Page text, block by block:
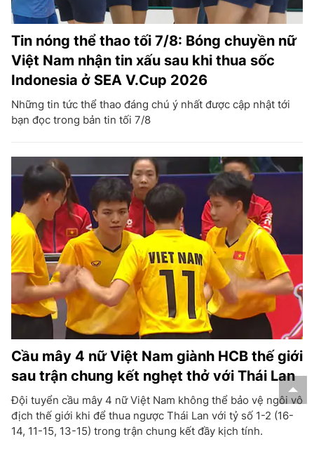
Tin nóng thể thao tối 7/8: Bóng chuyền nữ
Việt Nam nhận tin xấu sau khi thua sốc
Indonesia ở SEA V.Cup 2026
Những tin tức thể thao đáng chú ý nhất được cập nhật tới
bạn đọc trong bản tin tối 7/8
Cầu mây 4 nữ Việt Nam giành HCB thế giới
sau trận chung kết nghẹt thở với Thái Lan
Đội tuyển cầu mây 4 nữ Việt Nam không thể bảo vệ ngôi vô
địch thế giới khi để thua ngược Thái Lan với tỷ số 1-2 (16-
14, 11-15, 13-15) trong trận chung kết đầy kịch tính.